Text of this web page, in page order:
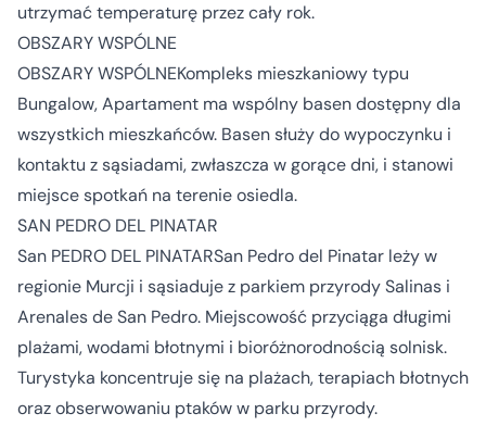
utrzymać temperaturę przez cały rok.
OBSZARY WSPÓLNE
OBSZARY WSPÓLNEKompleks mieszkaniowy typu
Bungalow, Apartament ma wspólny basen dostępny dla
wszystkich mieszkańców. Basen służy do wypoczynku i
kontaktu z sąsiadami, zwłaszcza w gorące dni, i stanowi
miejsce spotkań na terenie osiedla.
SAN PEDRO DEL PINATAR
San PEDRO DEL PINATARSan Pedro del Pinatar leży w
regionie Murcji i sąsiaduje z parkiem przyrody Salinas i
Arenales de San Pedro. Miejscowość przyciąga długimi
plażami, wodami błotnymi i bioróżnorodnością solnisk.
Turystyka koncentruje się na plażach, terapiach błotnych
oraz obserwowaniu ptaków w parku przyrody.